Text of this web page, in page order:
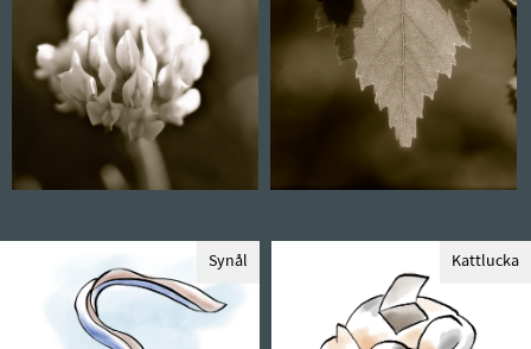
Synål Kattlucka